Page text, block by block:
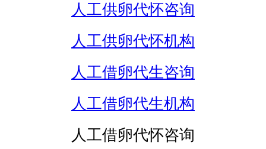
人工供卵代怀咨询
人工供卵代怀机构
人工借卵代生咨询
人工借卵代生机构
人工借卵代怀咨询